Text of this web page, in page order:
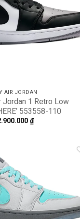
AIR JORDAN
Jordan 1 Retro Low
553558-110
₫